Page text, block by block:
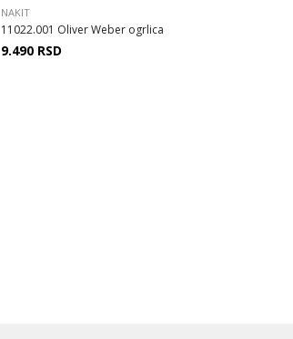
NAKIT
11022.001 Oliver Weber ogrlica
9.490 RSD